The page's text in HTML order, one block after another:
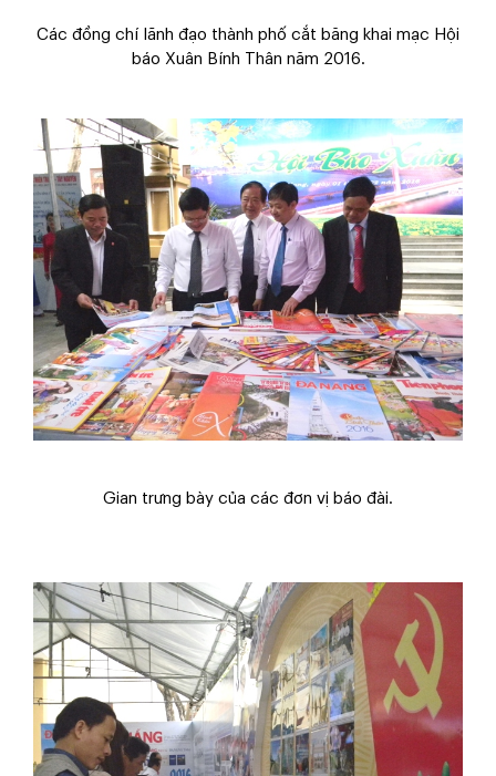
Các đồng chí lãnh đạo thành phố cắt băng khai mạc Hội
báo Xuân Bính Thân năm 2016.
Gian trưng bày của các đơn vị báo đài.